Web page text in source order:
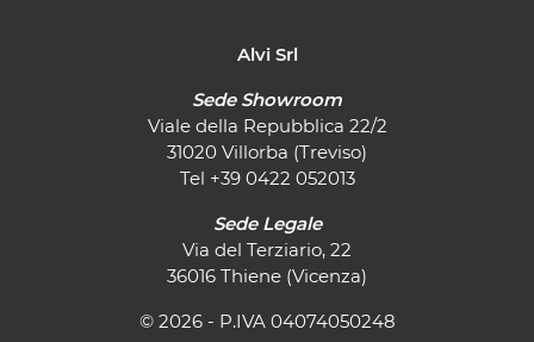
Alvi Srl
Sede Showroom
Viale della Repubblica 22/2
31020 Villorba (Treviso)
Tel +39 0422 052013
Sede Legale
Via del Terziario, 22
36016 Thiene (Vicenza)
© 2026 - P.IVA 04074050248